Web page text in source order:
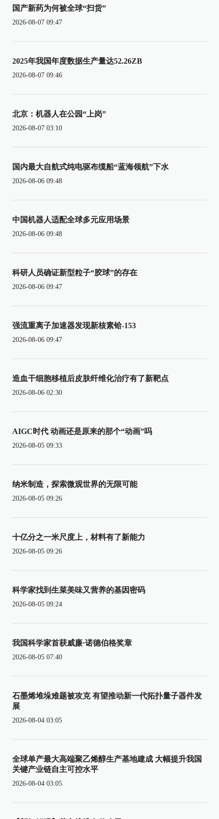
国产新药为何被全球“扫货”
2026-08-07 09:47
2025年我国年度数据生产量达52.26ZB
2026-08-07 09:46
北京：机器人在公园“上岗”
2026-08-07 03:10
国内最大自航式纯电驱布缆船“蓝海领航”下水
2026-08-06 09:48
中国机器人适配全球多元应用场景
2026-08-06 09:48
科研人员确证新型粒子“胶球”的存在
2026-08-06 09:47
强流重离子加速器发现新核素铪-153
2026-08-06 09:47
造血干细胞移植后皮肤纤维化治疗有了新靶点
2026-08-06 02:30
AIGC时代 动画还是原来的那个“动画”吗
2026-08-05 09:33
纳米制造，探索微观世界的无限可能
2026-08-05 09:26
十亿分之一米尺度上，材料有了新能力
2026-08-05 09:26
科学家找到生菜美味又营养的基因密码
2026-08-05 09:24
我国科学家首获威廉·诺德伯格奖章
2026-08-05 07:40
石墨烯堆垛难题被攻克 有望推动新一代拓扑量子器件发
展
2026-08-04 03:05
全球单产最大高端聚乙烯醇生产基地建成 大幅提升我国
关键产业链自主可控水平
2026-08-04 03:05